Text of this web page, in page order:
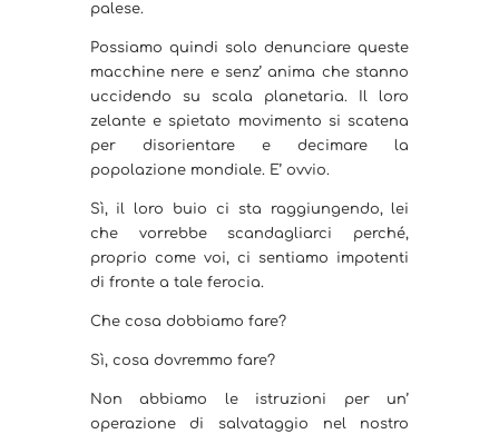
palese.
Possiamo quindi solo denunciare queste
macchine nere e senz’ anima che stanno
uccidendo su scala planetaria. Il loro
zelante e spietato movimento si scatena
per disorientare e decimare la
popolazione mondiale. E’ ovvio.
Sì, il loro buio ci sta raggiungendo, lei
che vorrebbe scandagliarci perché,
proprio come voi, ci sentiamo impotenti
di fronte a tale ferocia.
Che cosa dobbiamo fare?
Sì, cosa dovremmo fare?
Non abbiamo le istruzioni per un’
operazione di salvataggio nel nostro